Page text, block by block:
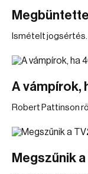
Ismételt jogsértés.
A vámpírok,
Robert Pattinson
Megszűnik